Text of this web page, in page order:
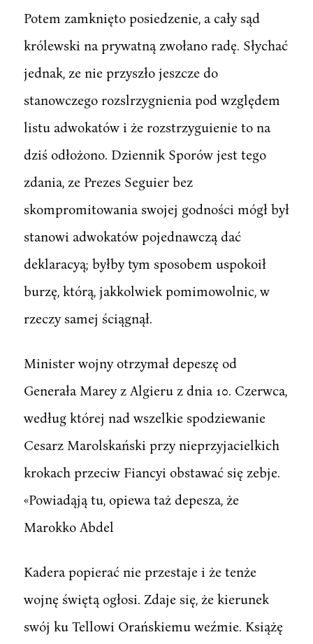
Potem zamknięto posiedzenie, a cały sąd
królewski na prywatną zwołano radę. Słychać
jednak, ze nie przyszło jeszcze do
stanowczego rozslrzygnienia pod względem
listu adwokatów i że rozstrzyguienie to na
dziś odłożono. Dziennik Sporów jest tego
zdania, ze Prezes Seguier bez
skompromitowania swojej godności mógł był
stanowi adwokatów pojednawczą dać
deklaracyą; byłby tym sposobem uspokoił
burzę, którą, jakkolwiek pomimowolnic, w
rzeczy samej ściągnął.
Minister wojny otrzymał depeszę od
Generała Marey z Algieru z dnia 10. Czerwca,
według której nad wszelkie spodziewanie
Cesarz Marolskański przy nieprzyjacielkich
krokach przeciw Fiancyi obstawać się zebje.
«Powiadąją tu, opiewa taż depesza, że
Marokko Abdel
Kadera popierać nie przestaje i że tenże
wojnę świętą ogłosi. Zdaje się, że kierunek
swój ku Tellowi Orańskiemu weźmie. Książę